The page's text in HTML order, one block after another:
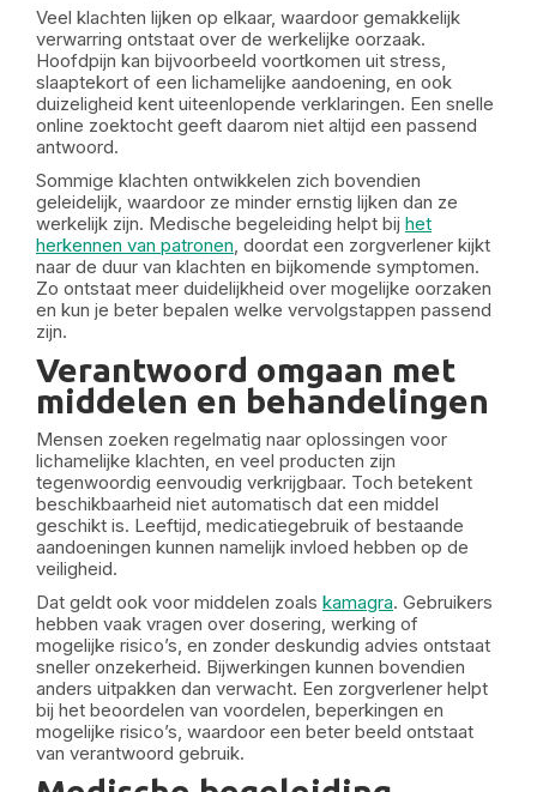
Veel klachten lijken op elkaar, waardoor gemakkelijk
verwarring ontstaat over de werkelijke oorzaak.
Hoofdpijn kan bijvoorbeeld voortkomen uit stress,
slaaptekort of een lichamelijke aandoening, en ook
duizeligheid kent uiteenlopende verklaringen. Een snelle
online zoektocht geeft daarom niet altijd een passend
antwoord.
Sommige klachten ontwikkelen zich bovendien
geleidelijk, waardoor ze minder ernstig lijken dan ze
werkelijk zijn. Medische begeleiding helpt bij het
herkennen van patronen, doordat een zorgverlener kijkt
naar de duur van klachten en bijkomende symptomen.
Zo ontstaat meer duidelijkheid over mogelijke oorzaken
en kun je beter bepalen welke vervolgstappen passend
zijn.
Verantwoord omgaan met
middelen en behandelingen
Mensen zoeken regelmatig naar oplossingen voor
lichamelijke klachten, en veel producten zijn
tegenwoordig eenvoudig verkrijgbaar. Toch betekent
beschikbaarheid niet automatisch dat een middel
geschikt is. Leeftijd, medicatiegebruik of bestaande
aandoeningen kunnen namelijk invloed hebben op de
veiligheid.
Dat geldt ook voor middelen zoals kamagra. Gebruikers
hebben vaak vragen over dosering, werking of
mogelijke risico’s, en zonder deskundig advies ontstaat
sneller onzekerheid. Bijwerkingen kunnen bovendien
anders uitpakken dan verwacht. Een zorgverlener helpt
bij het beoordelen van voordelen, beperkingen en
mogelijke risico’s, waardoor een beter beeld ontstaat
van verantwoord gebruik.